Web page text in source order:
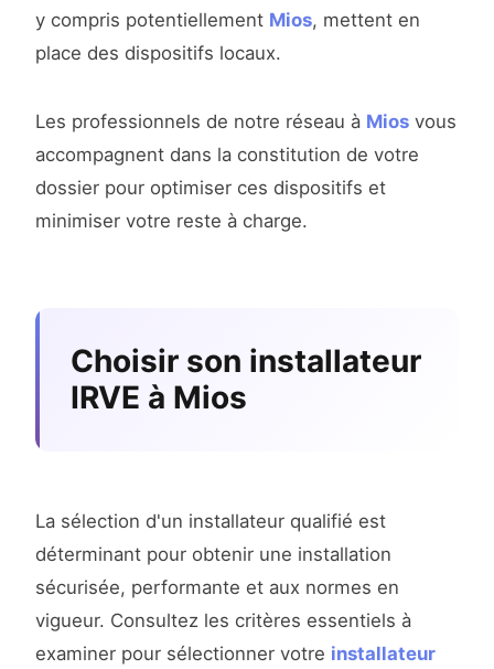
y compris potentiellement Mios, mettent en
place des dispositifs locaux.
Les professionnels de notre réseau à Mios vous
accompagnent dans la constitution de votre
dossier pour optimiser ces dispositifs et
minimiser votre reste à charge.
Choisir son installateur
IRVE à Mios
La sélection d'un installateur qualifié est
déterminant pour obtenir une installation
sécurisée, performante et aux normes en
vigueur. Consultez les critères essentiels à
examiner pour sélectionner votre installateur